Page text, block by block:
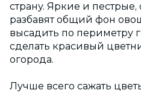
страну. Яркие и
разбавят общий фон
высадить по периметру
сделать красивый
огорода.
Лучше всего сажать